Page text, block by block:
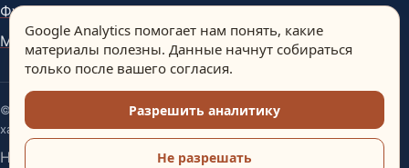
Футболисты
Музыканты
© Spain Dream. Материалы сайта носят информационный
характер.
Настройки аналитики
Google Analytics помогает нам понять, какие
материалы полезны. Данные начнут собираться
только после вашего согласия.
Разрешить аналитику
Не разрешать